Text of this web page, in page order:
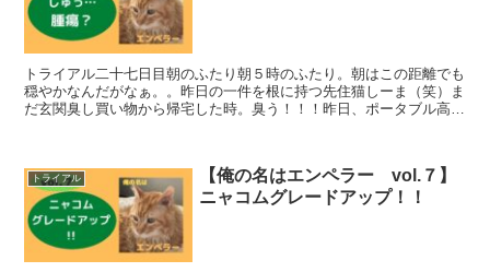
トライアル二十七日目朝のふたり朝５時のふたり。朝はこの距離でも
穏やかなんだがなぁ。。昨日の一件を根に持つ先住猫しーま（笑）ま
だ玄関臭し買い物から帰宅した時。臭う！！！昨日、ポータブル高圧
トライアル
【俺の名はエンペラー vol.７】
ニャコムグレードアップ！！